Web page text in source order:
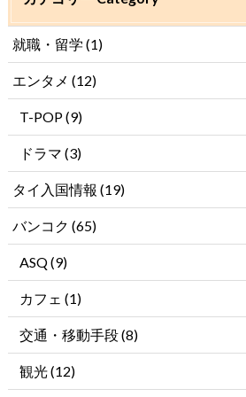
就職・留学 (1)
エンタメ (12)
T-POP(9)
ドラマ (3)
タイ入国情報 (19)
バンコク (65)
ASQ(9)
カフェ (1)
交通・移動手段(8)
観光(12)